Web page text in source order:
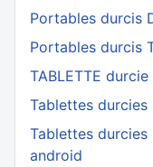
Portables durcis
Portables durcis
TABLETTE durcie
Tablettes durcies
Tablettes durcies
android